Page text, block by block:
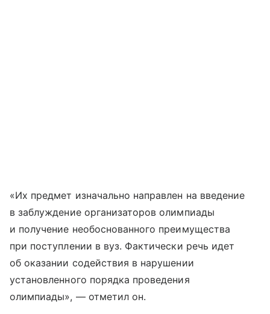
«Их предмет изначально направлен на введение
в заблуждение организаторов олимпиады
и получение необоснованного преимущества
при поступлении в вуз. Фактически речь идет
об оказании содействия в нарушении
установленного порядка проведения
олимпиады», — отметил он.